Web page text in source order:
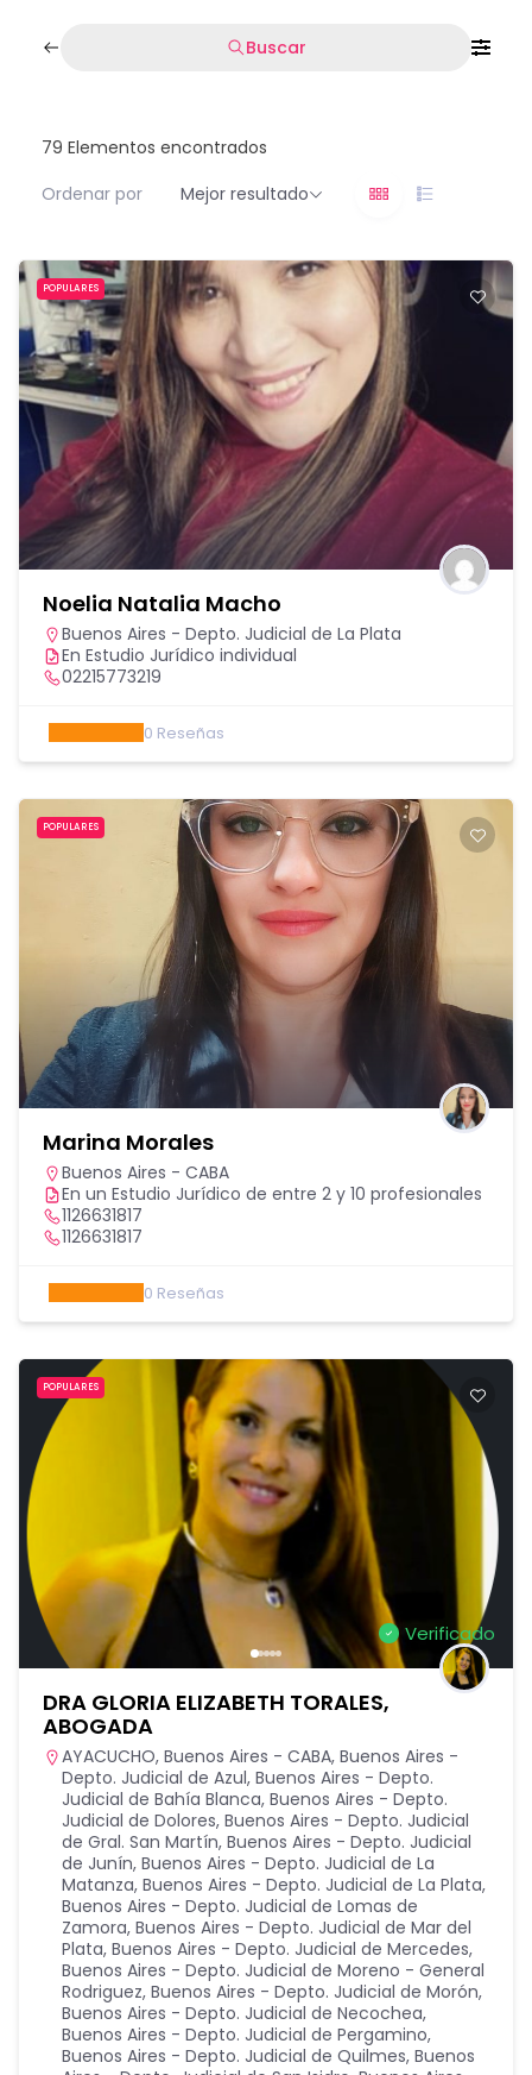
Buscar
79 Elementos encontrados
Ordenar por
Mejor resultado
POPULARES
Noelia Natalia Macho
Buenos Aires - Depto. Judicial de La Plata
En Estudio Jurídico individual
02215773219
0 Reseñas
POPULARES
Marina Morales
Buenos Aires - CABA
En un Estudio Jurídico de entre 2 y 10 profesionales
1126631817
1126631817
0 Reseñas
POPULARES
Verificado
DRA GLORIA ELIZABETH TORALES,
ABOGADA
AYACUCHO, Buenos Aires - CABA, Buenos Aires -
Depto. Judicial de Azul, Buenos Aires - Depto.
Judicial de Bahía Blanca, Buenos Aires - Depto.
Judicial de Dolores, Buenos Aires - Depto. Judicial
de Gral. San Martín, Buenos Aires - Depto. Judicial
de Junín, Buenos Aires - Depto. Judicial de La
Matanza, Buenos Aires - Depto. Judicial de La Plata,
Buenos Aires - Depto. Judicial de Lomas de
Zamora, Buenos Aires - Depto. Judicial de Mar del
Plata, Buenos Aires - Depto. Judicial de Mercedes,
Buenos Aires - Depto. Judicial de Moreno - General
Rodriguez, Buenos Aires - Depto. Judicial de Morón,
Buenos Aires - Depto. Judicial de Necochea,
Buenos Aires - Depto. Judicial de Pergamino,
Buenos Aires - Depto. Judicial de Quilmes, Buenos